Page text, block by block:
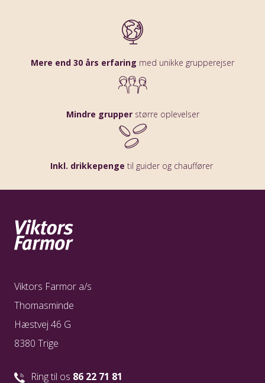
Mere end 30 års erfaring med unikke grupperejser
Mindre grupperstørre oplevelser
Inkl. drikkepenge til guider og chauffører
Viktors Farmor a/s
Thomasminde
Hæstvej 46 G
8380 Trige
Ring til os 86 22 71 81